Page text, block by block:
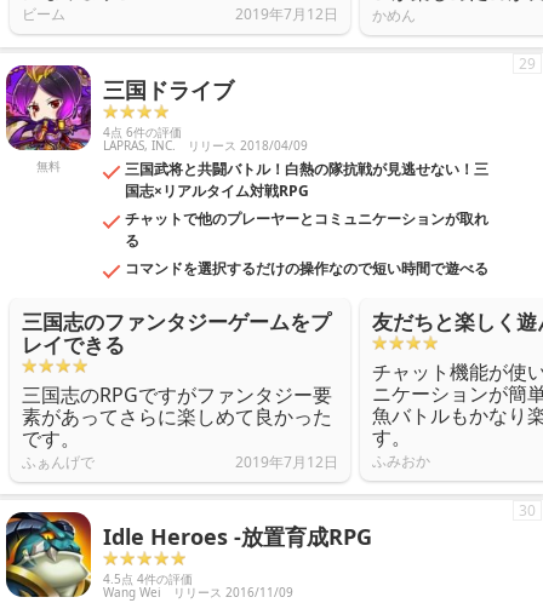
ビーム 2019年7月12日 かめん
無料
三国ドライブ
4点 6件の評価
LAPRAS, INC. リリース 2018/04/09
三国武将と共闘バトル！白熱の隊抗戦が見逃せない！三
国志×リアルタイム対戦RPG
チャットで他のプレーヤーとコミュニケーションが取れ
る
コマンドを選択するだけの操作なので短い時間で遊べる
29
三国志のファンタジーゲームをプ
レイできる
三国志のRPGですがファンタジー要
素があってさらに楽しめて良かった
です。
ふぁんげで 2019年7月12日
友だちと楽しく
チャット機能が使
ニケーションが簡
魚バトルもかなり
す。
ふみおか
Idle Heroes -放置育成RPG
4.5点 4件の評価
Wang Wei リリース 2016/11/09
30